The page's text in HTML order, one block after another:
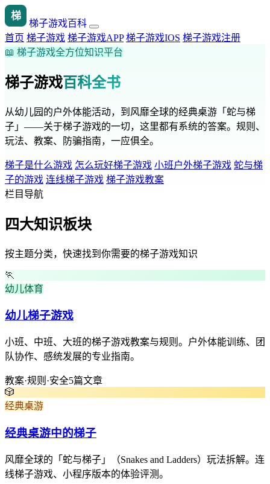
梯
梯子游戏百科
首页 梯子游戏 梯子游戏APP 梯子游戏IOS 梯子游戏注册
📖 梯子游戏全方位知识平台
梯子游戏百科全书
从幼儿园的户外体能活动，到风靡全球的经典桌游「蛇与梯
子」——关于梯子游戏的一切，这里都有系统的答案。规则、
玩法、教案、防骗指南，一应俱全。
梯子是什么游戏 怎么玩好梯子游戏 小班户外梯子游戏 蛇与梯
子的游戏 连线梯子游戏 梯子游戏教案
栏目导航
四大知识板块
按主题分类，快速找到你需要的梯子游戏知识
🏃
幼儿体育
幼儿梯子游戏
小班、中班、大班的梯子游戏教案与规则。户外体能训练、团
队协作、感统发展的专业指南。
教案·规则·安全5篇文章
🎲
经典桌游
经典桌游中的梯子
风靡全球的「蛇与梯子」（Snakes and Ladders）玩法拆解。连
线梯子游戏、小程序版本的体验评测。